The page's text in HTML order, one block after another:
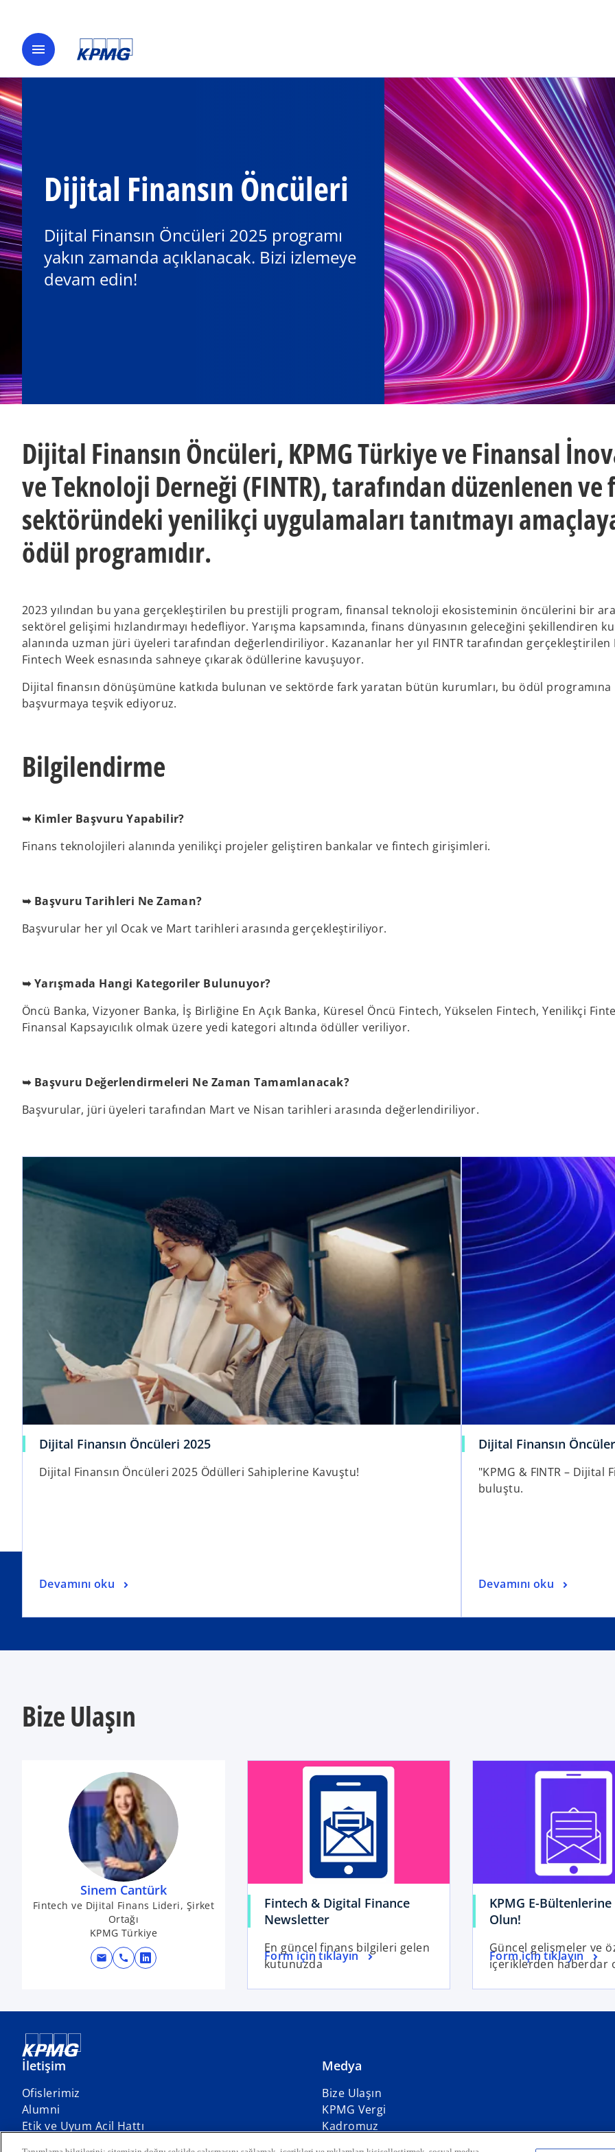
menu
Dijital Finansın Öncüleri
Dijital Finansın Öncüleri 2025 programı
yakın zamanda açıklanacak. Bizi izlemeye
devam edin!
Dijital Finansın Öncüleri, KPMG Türkiye ve Finansal
ve Teknoloji Derneği (FINTR), tarafından düzenlenen ve
sektöründeki yenilikçi uygulamaları tanıtmayı
ödül programıdır.
2023 yılından bu yana gerçekleştirilen bu prestijli program, finansal teknoloji ekosisteminin öncülerini bir
sektörel gelişimi hızlandırmayı hedefliyor. Yarışma kapsamında, finans dünyasının geleceğini şekillendiren
alanında uzman jüri üyeleri tarafından değerlendiriliyor. Kazananlar her yıl FINTR tarafından gerçekleştirilen
Fintech Week esnasında sahneye çıkarak ödüllerine kavuşuyor.
Dijital finansın dönüşümüne katkıda bulunan ve sektörde fark yaratan bütün kurumları, bu ödül programına
başvurmaya teşvik ediyoruz.
Bilgilendirme
➥ Kimler Başvuru Yapabilir?
Finans teknolojileri alanında yenilikçi projeler geliştiren bankalar ve fintech girişimleri.
➥ Başvuru Tarihleri Ne Zaman?
Başvurular her yıl Ocak ve Mart tarihleri arasında gerçekleştiriliyor.
➥ Yarışmada Hangi Kategoriler Bulunuyor?
Öncü Banka, Vizyoner Banka, İş Birliğine En Açık Banka, Küresel Öncü Fintech, Yükselen Fintech, Yenilikçi
Finansal Kapsayıcılık olmak üzere yedi kategori altında ödüller veriliyor.
➥ Başvuru Değerlendirmeleri Ne Zaman Tamamlanacak?
Başvurular, jüri üyeleri tarafından Mart ve Nisan tarihleri arasında değerlendiriliyor.
Dijital Finansın Öncüleri 2025
Dijital Finansın Öncüleri 2025 Ödülleri Sahiplerine Kavuştu!
Devamını oku
Dijital Finansın
"KPMG & FINTR – Dijital
buluştu.
Devamını oku
Bize Ulaşın
Sinem Cantürk
Fintech ve Dijital Finans Lideri, Şirket
Ortağı
KPMG Türkiye
mail call
o
n
w
t
Fintech & Digital Finance
Newsletter
En güncel finans bilgileri gelen
kutunuzda
Form için tıklayın
KPMG E-Bültenlerine
Olun!
Güncel gelişmeler ve
içeriklerden haberdar
Form için tıklayın
İletişim
Ofislerimiz
Alumni
p
Etik ve Uyum Acil Hattı
Medya
Bize Ulaşın
KPMG Vergi
Kadromuz